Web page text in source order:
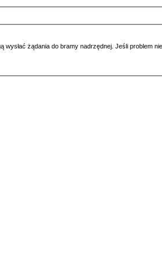
wysłać żądania do bramy nadrzędnej. Jeśli